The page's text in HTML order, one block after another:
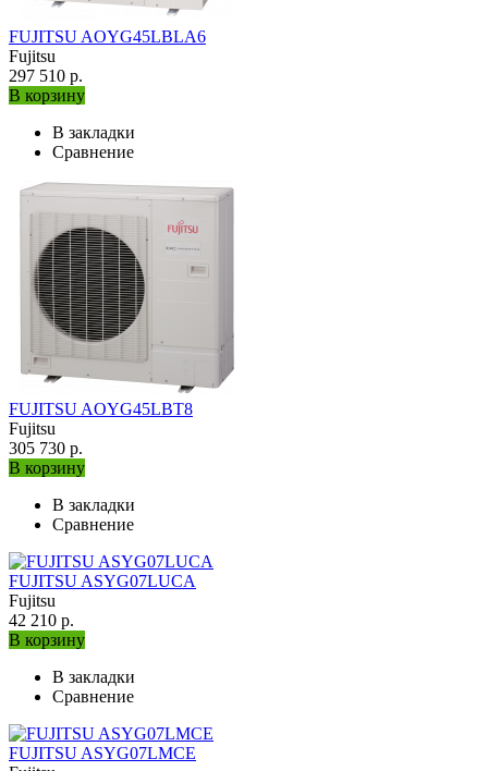
FUJITSU AOYG45LBLA6
Fujitsu
297 510 р.
В корзину
В закладки
Сравнение
FUJITSU AOYG45LBT8
Fujitsu
305 730 р.
В корзину
В закладки
Сравнение
FUJITSU ASYG07LUCA
Fujitsu
42 210 р.
В корзину
В закладки
Сравнение
FUJITSU ASYG07LMCE